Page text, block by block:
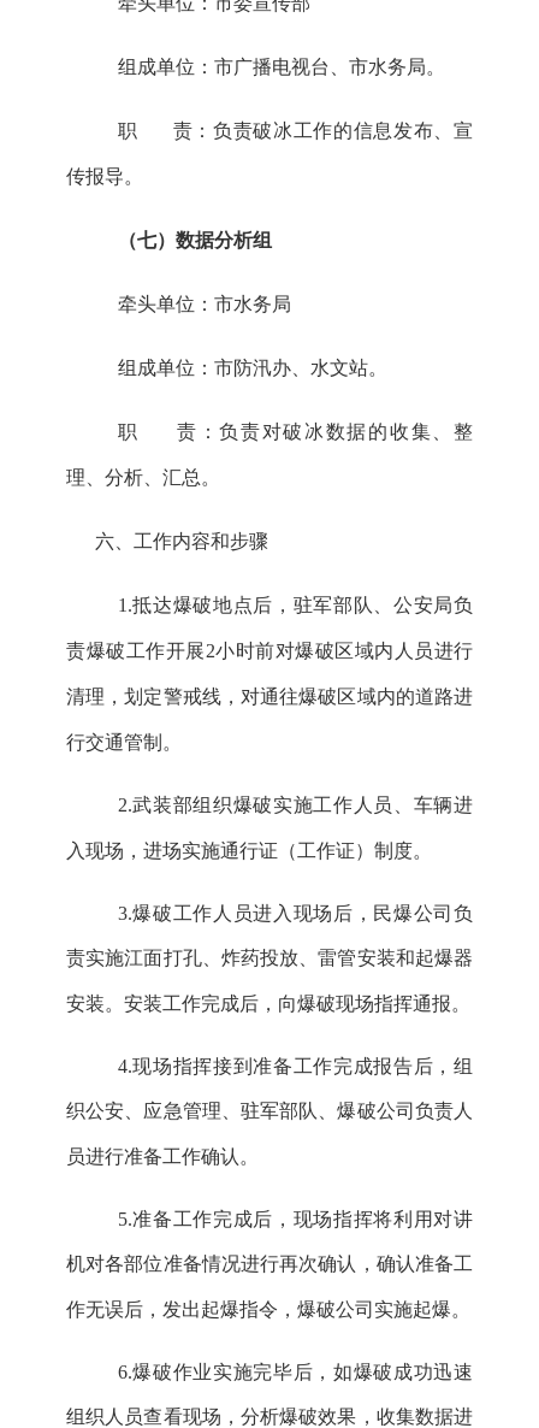
组成单位： 市广播电视台、 市水务局。
职 责：负责破冰工作的信息发布、宣
传报导。
（七）数据分析组
牵头单位： 市水务局
组成单位： 市防汛办、水文站。
职 责：负责对破冰数据的收集、整
理、分析、汇总。
六 、工作内容和步骤
1.抵达爆破地点后，驻军部队、公安局负
责爆破工作开展2小时前对爆破区域内人员进行
清理，划定警戒线，对通往爆破区域内的道路进
行交通管制。
2.武装部组织爆破实施工作人员、车辆进
入现场，进场实施通行证 （工作证） 制度。
3.爆破工作人员进入现场后，民爆公司负
责实施江面打孔、炸药投放、雷管安装和起爆器
安装。安装工作完成后，向爆破现场指挥通报。
4.现场指挥接到准备工作完成报告后，组
织公安、 应急管理 、驻军部队、爆破公司负责人
员进行准备工作确认。
5.准备工作完成后，现场指挥将利用对讲
机对各部位准备情况进行再次确认，确认准备工
作无误后，发出起爆指令，爆破公司实施起爆。
6.爆破作业实施完毕后，如爆破成功迅速
组织人员查看现场，分析爆破效果，收集数据进